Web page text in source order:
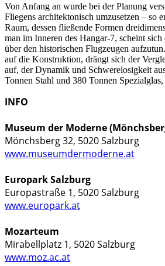
Von Anfang an wurde bei der Planung
Fliegens architektonisch umzusetzen – so
Raum, dessen fließende Formen
man im Inneren des Hangar-7, scheint
über den historischen Flugzeugen
auf die Konstruktion, drängt sich der
auf, der Dynamik und Schwerelosigkeit
Tonnen Stahl und 380 Tonnen
INFO
www.museumdermoderne.at
www.europark.at
www.moz.ac.at